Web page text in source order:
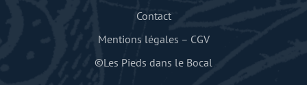
Contact
Mentions légales – CGV
©Les Pieds dans le Bocal